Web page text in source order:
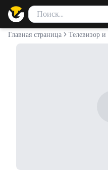
Поиск товаров
Введите минимум 2
Главная страница Телевизор